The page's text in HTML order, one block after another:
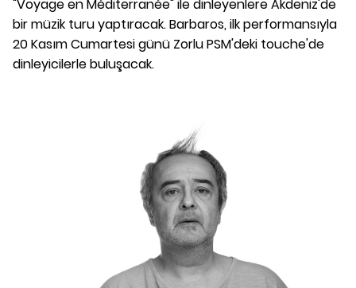
"Voyage en Méditerranée" ile dinleyenlere Akdeniz'de
bir müzik turu yaptıracak. Barbaros, ilk performansıyla
20 Kasım Cumartesi günü Zorlu PSM'deki touche'de
dinleyicilerle buluşacak.